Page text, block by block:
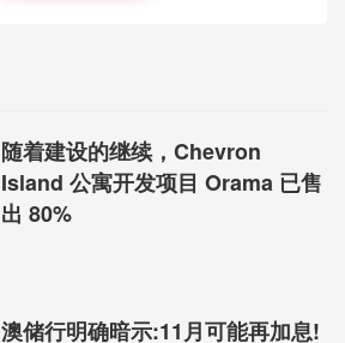
随着建设的继续，Chevron
Island 公寓开发项目 Orama 已售
出 80%
澳储行明确暗示:11月可能再加息!